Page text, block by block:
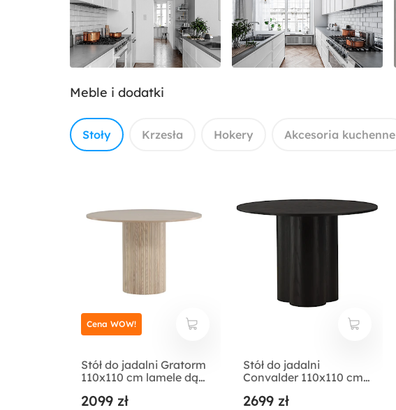
Meble i dodatki
Stoły Krzesła Hokery Akcesoria kuchenne
Stół do jadalni Gratorm
110x110 cm lamele dąb
2099 zł
Cena WOW!
Stół do jadalni
Convalder 110x110 cm
2699 zł